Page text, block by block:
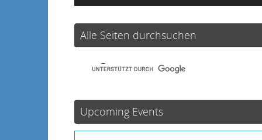
Alle Seiten durchsuchen
Upcoming Events